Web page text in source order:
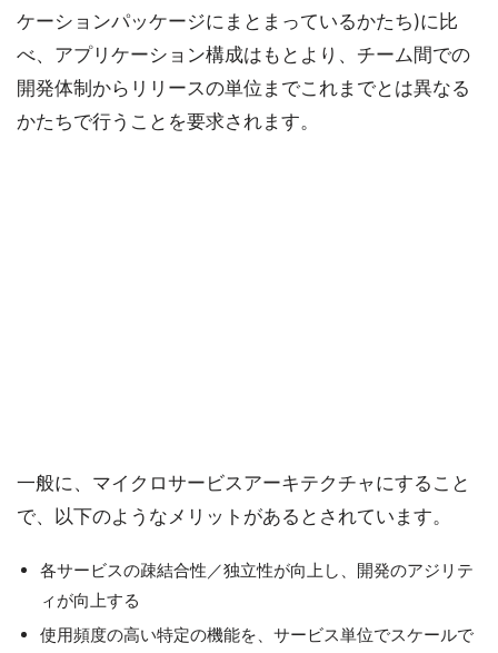
ケーションパッケージにまとまっているかたち)に比
べ、アプリケーション構成はもとより、チーム間での
開発体制からリリースの単位までこれまでとは異なる
かたちで行うことを要求されます。
一般に、マイクロサービスアーキテクチャにすること
で、以下のようなメリットがあるとされています。
各サービスの疎結合性／独立性が向上し、開発のアジリテ
ィが向上する
使用頻度の高い特定の機能を、サービス単位でスケールで